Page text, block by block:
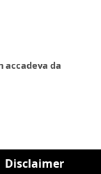
accadeva da
Disclaimer